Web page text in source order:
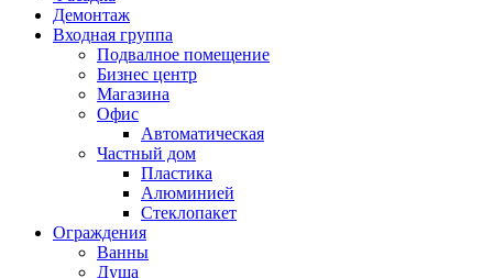
Демонтаж
Входная группа
Подвалное помещение
Бизнес центр
Магазина
Офис
Автоматическая
Частный дом
Пластика
Алюминией
Стеклопакет
Ограждения
Ванны
Душа